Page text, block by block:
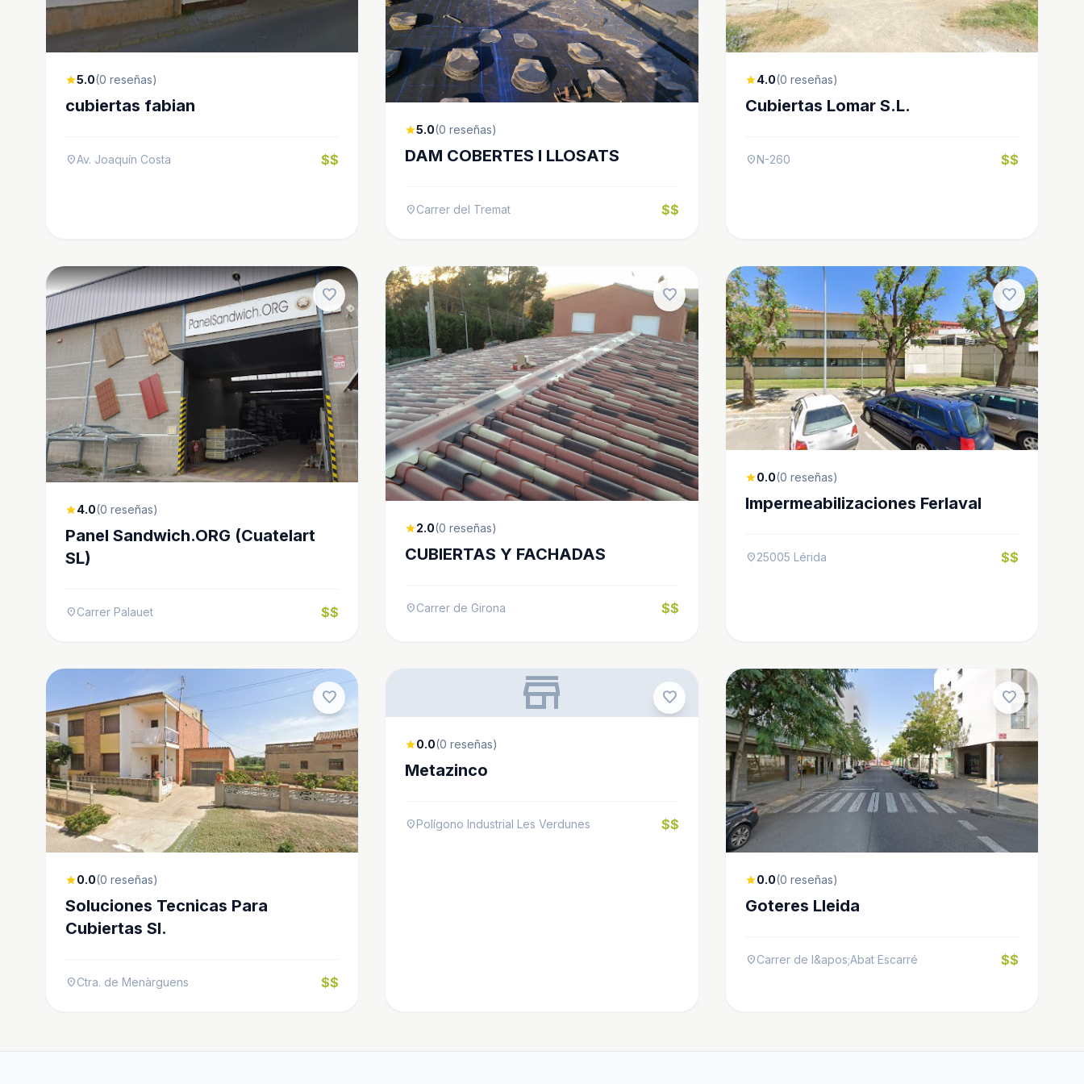
star5.0(0 reseñas)
cubiertas fabian
location_onAv. Joaquín Costa $$
star5.0(0 reseñas)
DAM COBERTES I LLOSATS
location_onCarrer del Tremat $$
star4.0(0 reseñas)
Cubiertas Lomar S.L.
location_onN-260 $$
favorite
star4.0(0 reseñas)
Panel Sandwich.ORG (Cuatelart
SL)
location_onCarrer Palauet $$
favorite
star2.0(0 reseñas)
CUBIERTAS Y FACHADAS
location_onCarrer de Girona $$
favorite
star0.0(0 reseñas)
Impermeabilizaciones Ferlaval
location_on25005 Lérida $$
favorite
star0.0(0 reseñas)
Soluciones Tecnicas Para
Cubiertas Sl.
location_onCtra. de Menàrguens $$
favorite
store
star0.0(0 reseñas)
Metazinco
location_onPolígono Industrial Les Verdunes $$
favorite
star0.0(0 reseñas)
Goteres Lleida
location_onCarrer de l&apos;Abat Escarré $$